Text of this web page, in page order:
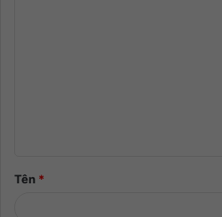
Tên *